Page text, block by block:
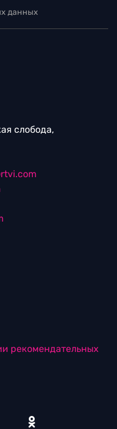
данных
слобода,
рекомендательных